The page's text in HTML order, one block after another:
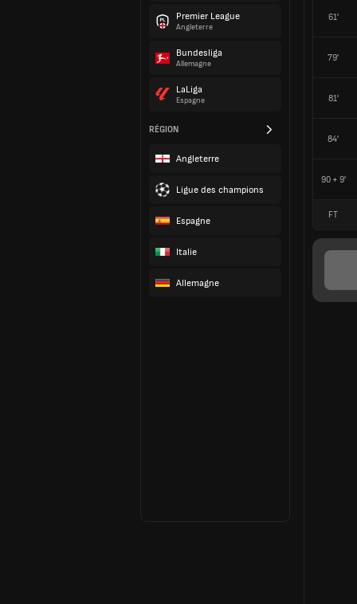
Premier League
Angleterre
Bundesliga
Allemagne
LaLiga
Espagne
RÉGION
Angleterre
Ligue des champions
Espagne
Italie
Allemagne
61'
79'
81'
84'
90 + 9'
FT